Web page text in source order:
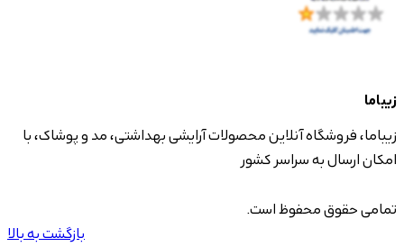
زیباما
زیباما، فروشگاه آنلاین محصولات آرایشی بهداشتی، مد و پوشاک، با
امکان ارسال به سراسر کشور
تمامی حقوق محفوظ است.
بازگشت به بالا